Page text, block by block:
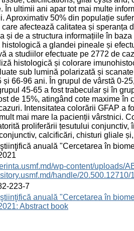
În ultimii ani apar tot mai multe
Aproximativ 50% din populație
afectează calitatea și speranța
și de a structura informațiile în
histologică a glandei pineale și
a studiilor efectuate pe 2772 de
histologică și colorare
sub lumină polarizată și
și 66-96 ani. În grupul de vârstă 0-
45-65 a fost trabecular și în
de 15%, atingând cote maxime
Intensitatea colorării GFAP a
mai mare la pacienții vârstnici.
proliferării țesutului
calcificări, chisturi gliale
anuală "Cercetarea în
wp-content/uploads/
handle/20.500.12710/
223-7
anuală "Cercetarea în
Abstract book